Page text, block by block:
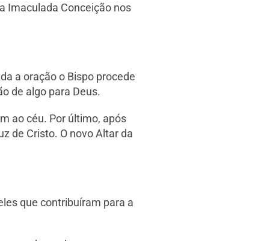
Imaculada Conceição nos
a oração o Bispo procede
de algo para Deus.
ao céu. Por último, após
de Cristo. O novo Altar da
que contribuíram para a